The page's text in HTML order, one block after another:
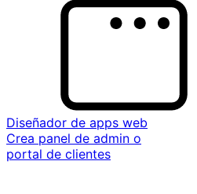
Diseñador de apps web
Crea panel de admin o
portal de clientes